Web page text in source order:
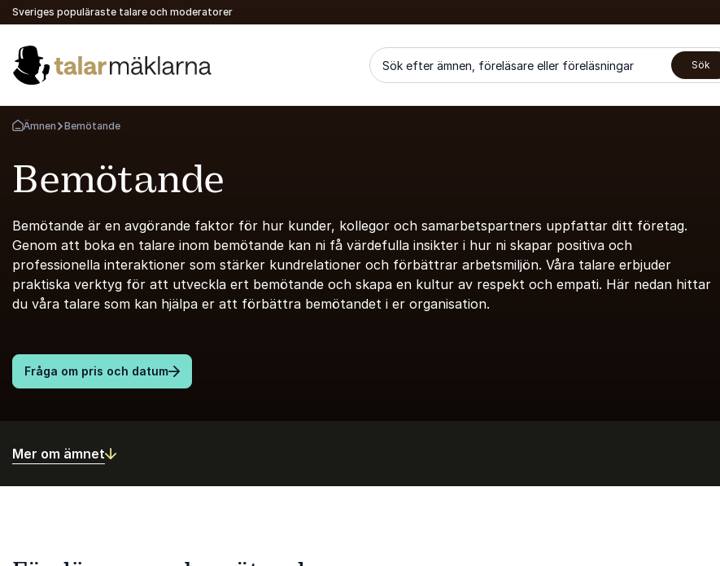
Sveriges populäraste talare och moderatorer
Sök efter ämnen, föreläsare eller föreläsningar Sök
Gå tillbaka till startsidan
Ämnen Bemötande
Bemötande
Bemötande är en avgörande faktor för hur kunder, kollegor och samarbetspartners uppfattar ditt företag.
Genom att boka en talare inom bemötande kan ni få värdefulla insikter i hur ni skapar positiva och
professionella interaktioner som stärker kundrelationer och förbättrar arbetsmiljön. Våra talare erbjuder
praktiska verktyg för att utveckla ert bemötande och skapa en kultur av respekt och empati. Här nedan hittar
du våra talare som kan hjälpa er att förbättra bemötandet i er organisation.
Fråga om pris och datum
Mer om ämnet